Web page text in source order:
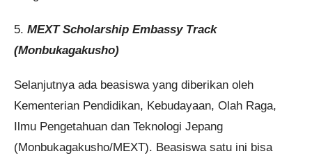
5. MEXT Scholarship Embassy Track
(Monbukagakusho)
Selanjutnya ada beasiswa yang diberikan oleh
Kementerian Pendidikan, Kebudayaan, Olah Raga,
Ilmu Pengetahuan dan Teknologi Jepang
(Monbukagakusho/MEXT). Beasiswa satu ini bisa